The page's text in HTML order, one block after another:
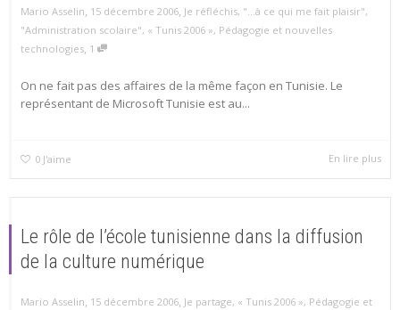
Mario Asselin 15 décembre 2006 Je réfléchis, "...à ce qui me fait plaisir",
"Administration scolaire", « Tunis 2006 », Pédagogie et nouvelles
technologies 1
On ne fait pas des affaires de la même façon en Tunisie. Le
représentant de Microsoft Tunisie est au...
0 J'aime En lire plus
Le rôle de l’école tunisienne dans la diffusion
de la culture numérique
Mario Asselin, 15 décembre 2006, Je partage, « Tunis 2006 », Pédagogie et